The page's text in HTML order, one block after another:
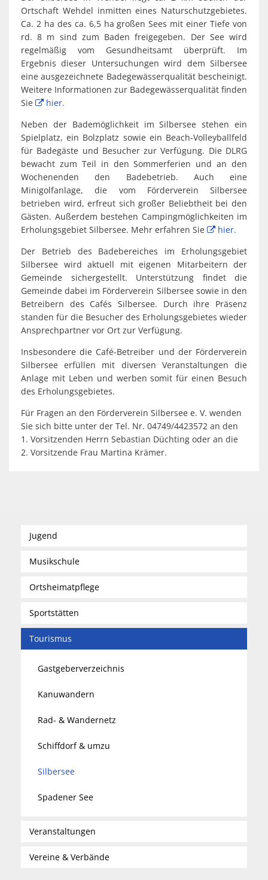
Heiraten
Kindertagesstätten
Meldeamt
Wildschäden
Wochenmärkte
Laven
Spaden
Wehdel
Wirtschaft
Ortschaft Wehdel inmitten eines Naturschutzgebietes.
Ca. 2 ha des ca. 6,5 ha großen Sees mit einer Tiefe von
rd. 8 m sind zum Baden freigegeben. Der See wird
regelmäßig vom Gesundheitsamt überprüft. Im
Ergebnis dieser Untersuchungen wird dem Silbersee
eine ausgezeichnete Badegewässerqualität bescheinigt.
Weitere Informationen zur Badegewässerqualität finden
Sie
hier.
Neben der Bademöglichkeit im Silbersee stehen ein
Spielplatz, ein Bolzplatz sowie ein Beach-Volleyballfeld
für Badegäste und Besucher zur Verfügung. Die DLRG
bewacht zum Teil in den Sommerferien und an den
Wochenenden den Badebetrieb. Auch eine
Minigolfanlage, die vom Förderverein Silbersee
betrieben wird, erfreut sich großer Beliebtheit bei den
Gästen. Außerdem bestehen Campingmöglichkeiten im
Erholungsgebiet Silbersee. Mehr erfahren Sie
hier.
Der Betrieb des Badebereiches im Erholungsgebiet
Silbersee wird aktuell mit eigenen Mitarbeitern der
Gemeinde sichergestellt. Unterstützung findet die
Gemeinde dabei im Förderverein Silbersee sowie in den
Betreibern des Cafés Silbersee. Durch ihre Präsenz
standen für die Besucher des Erholungsgebietes wieder
Ansprechpartner vor Ort zur Verfügung.
Insbesondere die Café-Betreiber und der Förderverein
Silbersee erfüllen mit diversen Veranstaltungen die
Anlage mit Leben und werben somit für einen Besuch
des Erholungsgebietes.
Für Fragen an den Förderverein Silbersee e. V. wenden
Sie sich bitte unter der Tel. Nr. 04749/4423572 an den
1. Vorsitzenden Herrn Sebastian Düchting oder an die
2. Vorsitzende Frau Martina Krämer.
Jugend
Musikschule
Ortsheimatpflege
Sportstätten
Tourismus
Gastgeberverzeichnis
Kanuwandern
Rad- & Wandernetz
Schiffdorf & umzu
Silbersee
Spadener See
Veranstaltungen
Vereine & Verbände